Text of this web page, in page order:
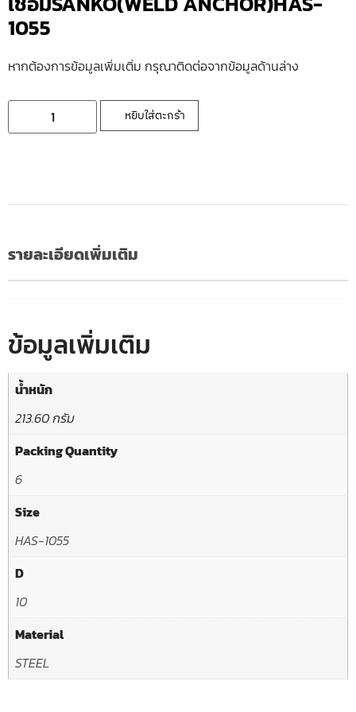
1055
หากต้องการข้อมูลเพิ่มเติ่ม กรุณาติดต่อจากข้อมูลด้านล่าง
หยิบใส่ตะกร้า
รายละเอียดเพิ่มเติม
ข้อมูลเพิ่มเติม
น้ำหนัก
213.60 กรัม
Packing Quantity
6
Size
HAS-1055
D
10
Material
STEEL